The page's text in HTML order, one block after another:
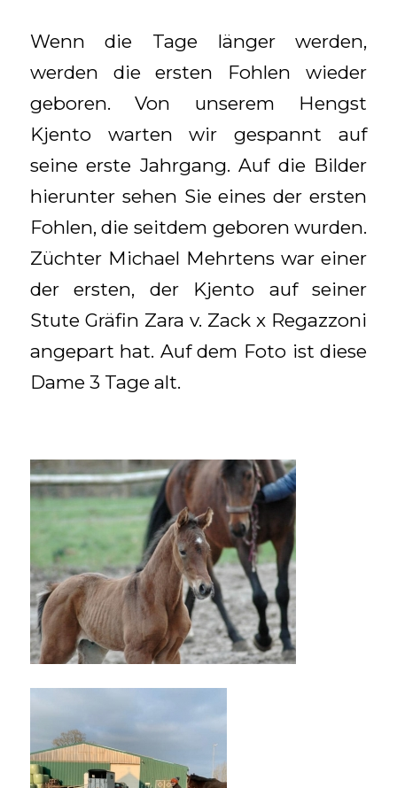
Wenn die Tage länger werden,
werden die ersten Fohlen wieder
geboren. Von unserem Hengst
Kjento warten wir gespannt auf
seine erste Jahrgang. Auf die Bilder
hierunter sehen Sie eines der ersten
Fohlen, die seitdem geboren wurden.
Züchter Michael Mehrtens war einer
der ersten, der Kjento auf seiner
Stute Gräfin Zara v. Zack x Regazzoni
angepart hat. Auf dem Foto ist diese
Dame 3 Tage alt.